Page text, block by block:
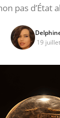
pas d’État
19